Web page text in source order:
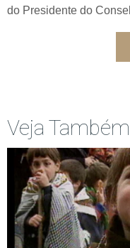
do Presidente do
Veja Também